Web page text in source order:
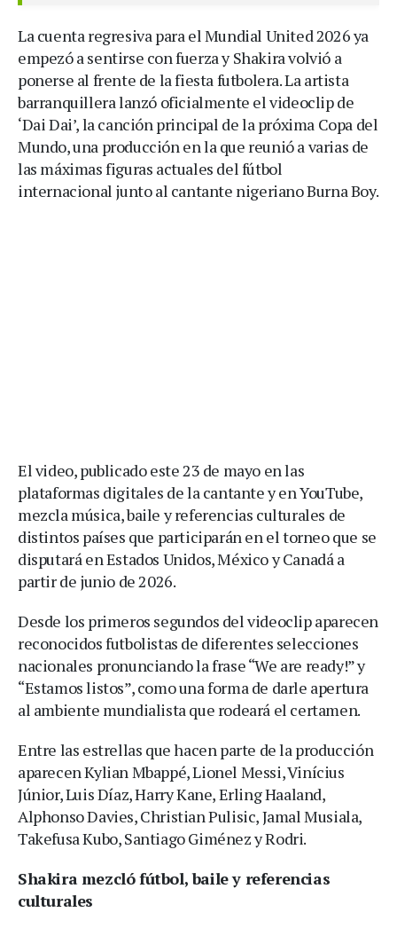
La cuenta regresiva para el Mundial United 2026 ya
empezó a sentirse con fuerza y Shakira volvió a
ponerse al frente de la fiesta futbolera. La artista
barranquillera lanzó oficialmente el videoclip de
‘Dai Dai’, la canción principal de la próxima Copa del
Mundo, una producción en la que reunió a varias de
las máximas figuras actuales del fútbol
internacional junto al cantante nigeriano Burna Boy.
El video, publicado este 23 de mayo en las
plataformas digitales de la cantante y en YouTube,
mezcla música, baile y referencias culturales de
distintos países que participarán en el torneo que se
disputará en Estados Unidos, México y Canadá a
partir de junio de 2026.
Desde los primeros segundos del videoclip aparecen
reconocidos futbolistas de diferentes selecciones
nacionales pronunciando la frase “We are ready!” y
“Estamos listos”, como una forma de darle apertura
al ambiente mundialista que rodeará el certamen.
Entre las estrellas que hacen parte de la producción
aparecen Kylian Mbappé, Lionel Messi, Vinícius
Júnior, Luis Díaz, Harry Kane, Erling Haaland,
Alphonso Davies, Christian Pulisic, Jamal Musiala,
Takefusa Kubo, Santiago Giménez y Rodri.
Shakira mezcló fútbol, baile y referencias
culturales